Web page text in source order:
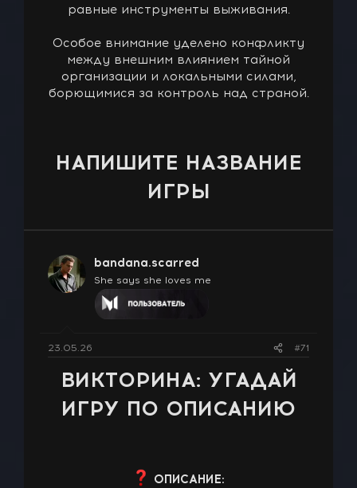
равные инструменты выживания.
Особое внимание уделено конфликту
между внешним влиянием тайной
организации и локальными силами,
борющимися за контроль над страной.
НАПИШИТЕ НАЗВАНИЕ
ИГРЫ
bandana.scarred
She says she loves me
23.05.26 #71
ВИКТОРИНА: УГАДАЙ
ИГРУ ПО ОПИСАНИЮ
ОПИСАНИЕ: